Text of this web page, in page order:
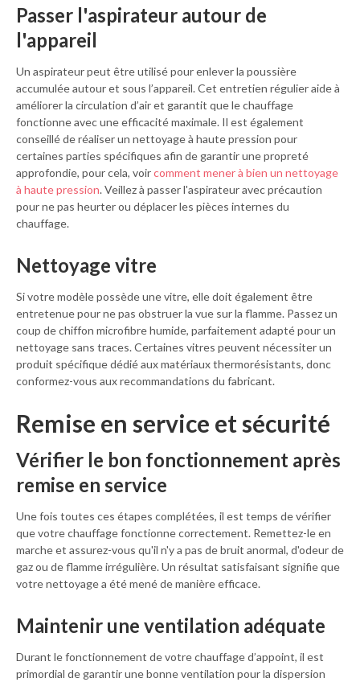
Passer l'aspirateur autour de
l'appareil
Un aspirateur peut être utilisé pour enlever la poussière
accumulée autour et sous l’appareil. Cet entretien régulier aide à
améliorer la circulation d’air et garantit que le chauffage
fonctionne avec une efficacité maximale. Il est également
conseillé de réaliser un nettoyage à haute pression pour
certaines parties spécifiques afin de garantir une propreté
approfondie, pour cela, voircomment mener à bien un nettoyage
à haute pression. Veillez à passer l'aspirateur avec précaution
pour ne pas heurter ou déplacer les pièces internes du
chauffage.
Nettoyage vitre
Si votre modèle possède une vitre, elle doit également être
entretenue pour ne pas obstruer la vue sur la flamme. Passez un
coup de chiffon microfibre humide, parfaitement adapté pour un
nettoyage sans traces. Certaines vitres peuvent nécessiter un
produit spécifique dédié aux matériaux thermorésistants, donc
conformez-vous aux recommandations du fabricant.
Remise en service et sécurité
Vérifier le bon fonctionnement après
remise en service
Une fois toutes ces étapes complétées, il est temps de vérifier
que votre chauffage fonctionne correctement. Remettez-le en
marche et assurez-vous qu'il n'y a pas de bruit anormal, d'odeur de
gaz ou de flamme irrégulière. Un résultat satisfaisant signifie que
votre nettoyage a été mené de manière efficace.
Maintenir une ventilation adéquate
Durant le fonctionnement de votre chauffage d’appoint, il est
primordial de garantir une bonne ventilation pour la dispersion